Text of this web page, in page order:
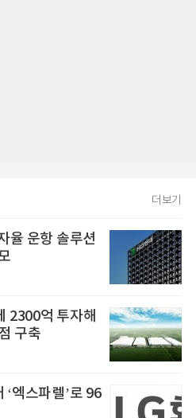
더보기
율 운항 솔루션
2300억 투자해
구축
‘엑스파렐’로 96